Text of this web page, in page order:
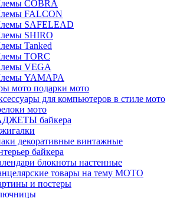
COBRA
FALCON
SAFELEAD
SHIRO
Tanked
TORC
VEGA
YAMAPA
мото подарки мото
для компьютеров в стиле мото
мото
байкера
декоративные винтажные
байкера
блокноты настенные
товары на тему МОТО
и постеры